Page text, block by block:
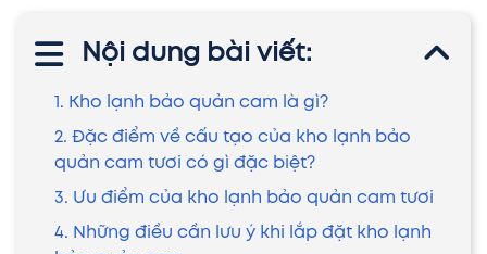
Nội dung bài viết:
1. Kho lạnh bảo quản cam là gì?
2. Đặc điểm về cấu tạo của kho lạnh bảo
quản cam tươi có gì đặc biệt?
3. Ưu điểm của kho lạnh bảo quản cam tươi
4. Những điều cần lưu ý khi lắp đặt kho lạnh